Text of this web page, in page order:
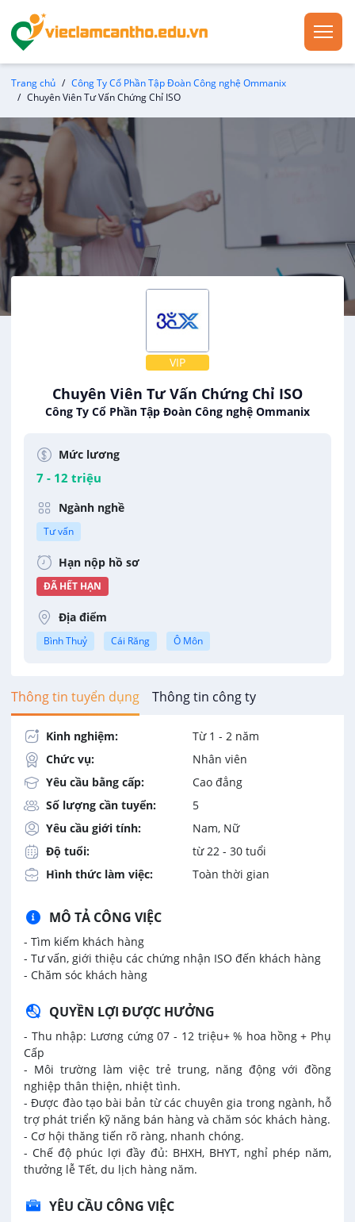
Trang chủ
Công Ty Cổ Phần Tập Đoàn Công nghệ Ommanix
Chuyên Viên Tư Vấn Chứng Chỉ ISO
VIP
Chuyên Viên Tư Vấn Chứng Chỉ ISO
Công Ty Cổ Phần Tập Đoàn Công nghệ Ommanix
Mức lương
7 - 12 triệu
Ngành nghề
Tư vấn
Hạn nộp hồ sơ
ĐÃ HẾT HẠN
Địa điểm
Bình Thuỷ Cái Răng Ô Môn
Thông tin tuyển dụng Thông tin công ty
Kinh nghiệm:
Từ 1 - 2 năm
Chức vụ:
Nhân viên
Yêu cầu bằng cấp:
Cao đẳng
Số lượng cần tuyển:
5
Yêu cầu giới tính:
Nam, Nữ
Độ tuổi:
từ 22 - 30 tuổi
Hình thức làm việc:
Toàn thời gian
MÔ TẢ CÔNG VIỆC
- Tìm kiếm khách hàng
- Tư vấn, giới thiệu các chứng nhận ISO đến khách hàng
- Chăm sóc khách hàng
QUYỀN LỢI ĐƯỢC HƯỞNG
- Thu nhập: Lương cứng 07 - 12 triệu+ % hoa hồng + Phụ
Cấp
- Môi trường làm việc trẻ trung, năng động với đồng
nghiệp thân thiện, nhiệt tình.
- Được đào tạo bài bản từ các chuyên gia trong ngành, hỗ
trợ phát triển kỹ năng bán hàng và chăm sóc khách hàng.
- Cơ hội thăng tiến rõ ràng, nhanh chóng.
- Chế độ phúc lợi đầy đủ: BHXH, BHYT, nghỉ phép năm,
thưởng lễ Tết, du lịch hàng năm.
YÊU CẦU CÔNG VIỆC